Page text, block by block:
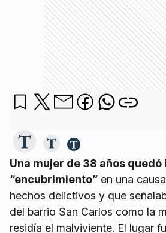
Una mujer de 38 años
“encubrimiento” en una
hechos delictivos y que
del barrio San Carlos como la
residía el malviviente. El lugar